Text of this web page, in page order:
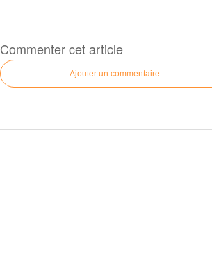
Commenter cet article
Ajouter un commentaire